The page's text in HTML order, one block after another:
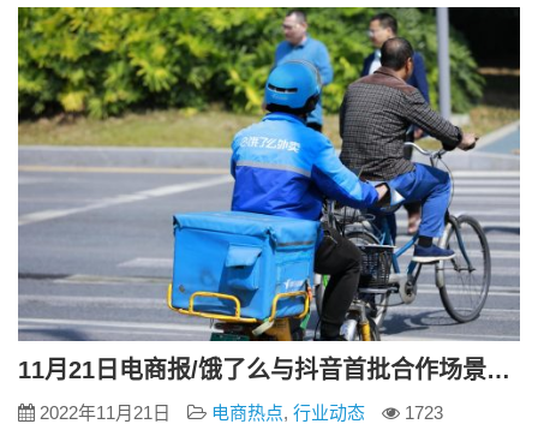
赚钱的呢？ 1. 前期的效益并不理想 初期，小杨哥是通过在快手
进行短视…
11月21日电商报/饿了么与抖音首批合作场景落地南京 覆盖2000多家门店
2022年11月21日 电商热点, 行业动态
1723